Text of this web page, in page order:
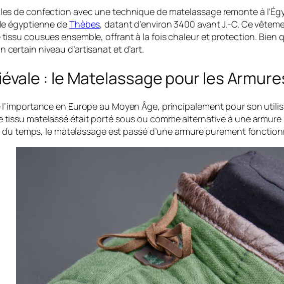
de confection avec une technique de matelassage remonte à
égyptienne deThèbes, datant d’environ 3400 avant J.-C. Ce
cousues ensemble, offrant à la fois chaleur et protection.
certain niveau d’artisanat et d’art.
: le Matelassage pour les
l’importance en Europe au Moyen Âge, principalement pour son
tissu matelassé était porté sous ou comme alternative à une
temps, le matelassage est passé d’une armure purement